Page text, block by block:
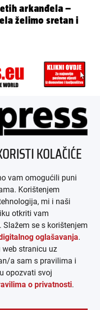
arkanđela –
želimo sretan i
KOLAČIĆE
vam omogućili puni
Korištenjem
mi i naši
otkriti vam
se s korištenjem
oglašavanja.
stranicu uz
a sam s pravilima i
opozvati svoj
o privatnosti.